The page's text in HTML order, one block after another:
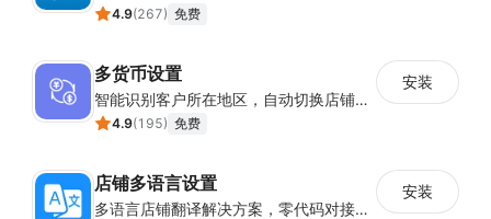
4.9(267) 免费
多货币设置
智能识别客户所在地区，自动切换店铺货币展示
4.9(195) 免费
安装
店铺多语言设置
多语言店铺翻译解决方案，零代码对接全球消费者
安装